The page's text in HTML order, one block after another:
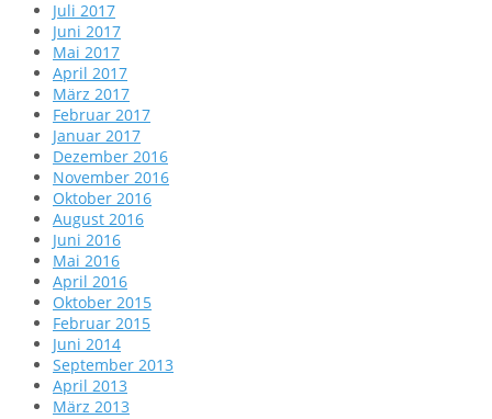
Juli 2017
Juni 2017
Mai 2017
April 2017
März 2017
Februar 2017
Januar 2017
Dezember 2016
November 2016
Oktober 2016
August 2016
Juni 2016
Mai 2016
April 2016
Oktober 2015
Februar 2015
Juni 2014
September 2013
April 2013
März 2013